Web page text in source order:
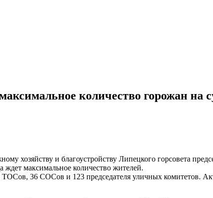
количество горожан на
хозяйству и благоустройству Липецкого горсовета
ждет максимальное количество жителей.
36 СОСов и 123 председателя уличных комитетов.